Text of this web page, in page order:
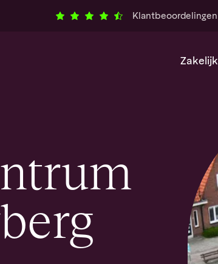
Klantbeoordelingen
Zakelijk